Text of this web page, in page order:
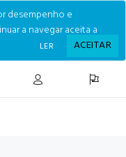
desempenho e
a navegar aceita a
LER ACEITAR